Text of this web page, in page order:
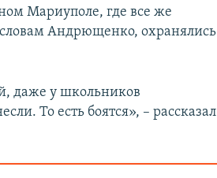
Мариуполе, где все же
словам Андрющенко, охранялись
даже у школьников
То есть боятся», – рассказал